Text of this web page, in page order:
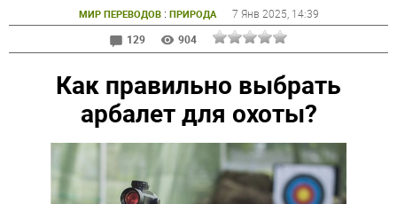
МИР ПЕРЕВОДОВ: ПРИРОДА 7 Янв 2025 , 14:39
129
904
Как правильно выбрать
арбалет для охоты?